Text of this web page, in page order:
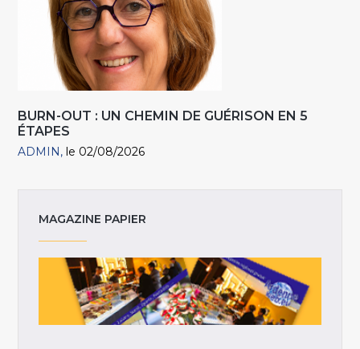
BURN-OUT : UN CHEMIN DE GUÉRISON EN 5
ÉTAPES
ADMIN le 02/08/2026
MAGAZINE PAPIER